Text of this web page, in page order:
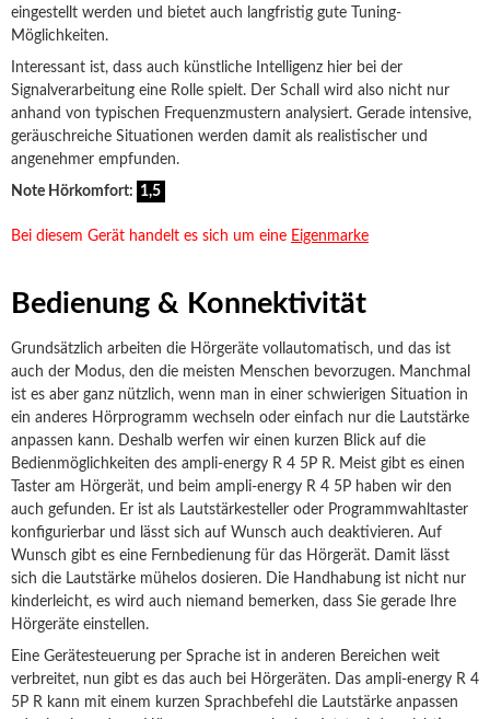
eingestellt werden und bietet auch langfristig gute Tuning-
Möglichkeiten.
Interessant ist, dass auch künstliche Intelligenz hier bei der
Signalverarbeitung eine Rolle spielt. Der Schall wird also nicht nur
anhand von typischen Frequenzmustern analysiert. Gerade intensive,
geräuschreiche Situationen werden damit als realistischer und
angenehmer empfunden.
Note Hörkomfort: 1,5
Bei diesem Gerät handelt es sich um eine Eigenmarke
Bedienung & Konnektivität
Grundsätzlich arbeiten die Hörgeräte vollautomatisch, und das ist
auch der Modus, den die meisten Menschen bevorzugen. Manchmal
ist es aber ganz nützlich, wenn man in einer schwierigen Situation in
ein anderes Hörprogramm wechseln oder einfach nur die Lautstärke
anpassen kann. Deshalb werfen wir einen kurzen Blick auf die
Bedienmöglichkeiten des ampli-energy R 4 5P R. Meist gibt es einen
Taster am Hörgerät, und beim ampli-energy R 4 5P haben wir den
auch gefunden. Er ist als Lautstärkesteller oder Programmwahltaster
konfigurierbar und lässt sich auf Wunsch auch deaktivieren. Auf
Wunsch gibt es eine Fernbedienung für das Hörgerät. Damit lässt
sich die Lautstärke mühelos dosieren. Die Handhabung ist nicht nur
kinderleicht, es wird auch niemand bemerken, dass Sie gerade Ihre
Hörgeräte einstellen.
Eine Gerätesteuerung per Sprache ist in anderen Bereichen weit
verbreitet, nun gibt es das auch bei Hörgeräten. Das ampli-energy R 4
5P R kann mit einem kurzen Sprachbefehl die Lautstärke anpassen